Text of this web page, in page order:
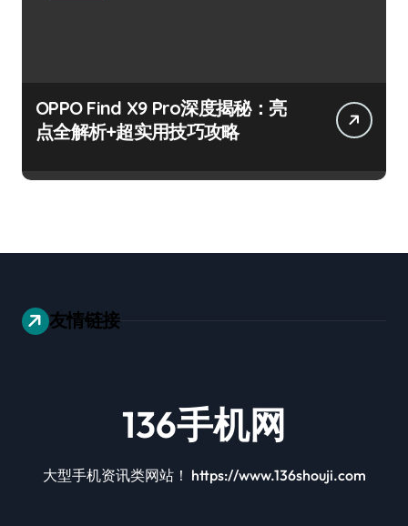
OPPO Find X9 Pro深度揭秘：亮
点全解析+超实用技巧攻略
友情链接
136手机网
大型手机资讯类网站！ https://www.136shouji.com